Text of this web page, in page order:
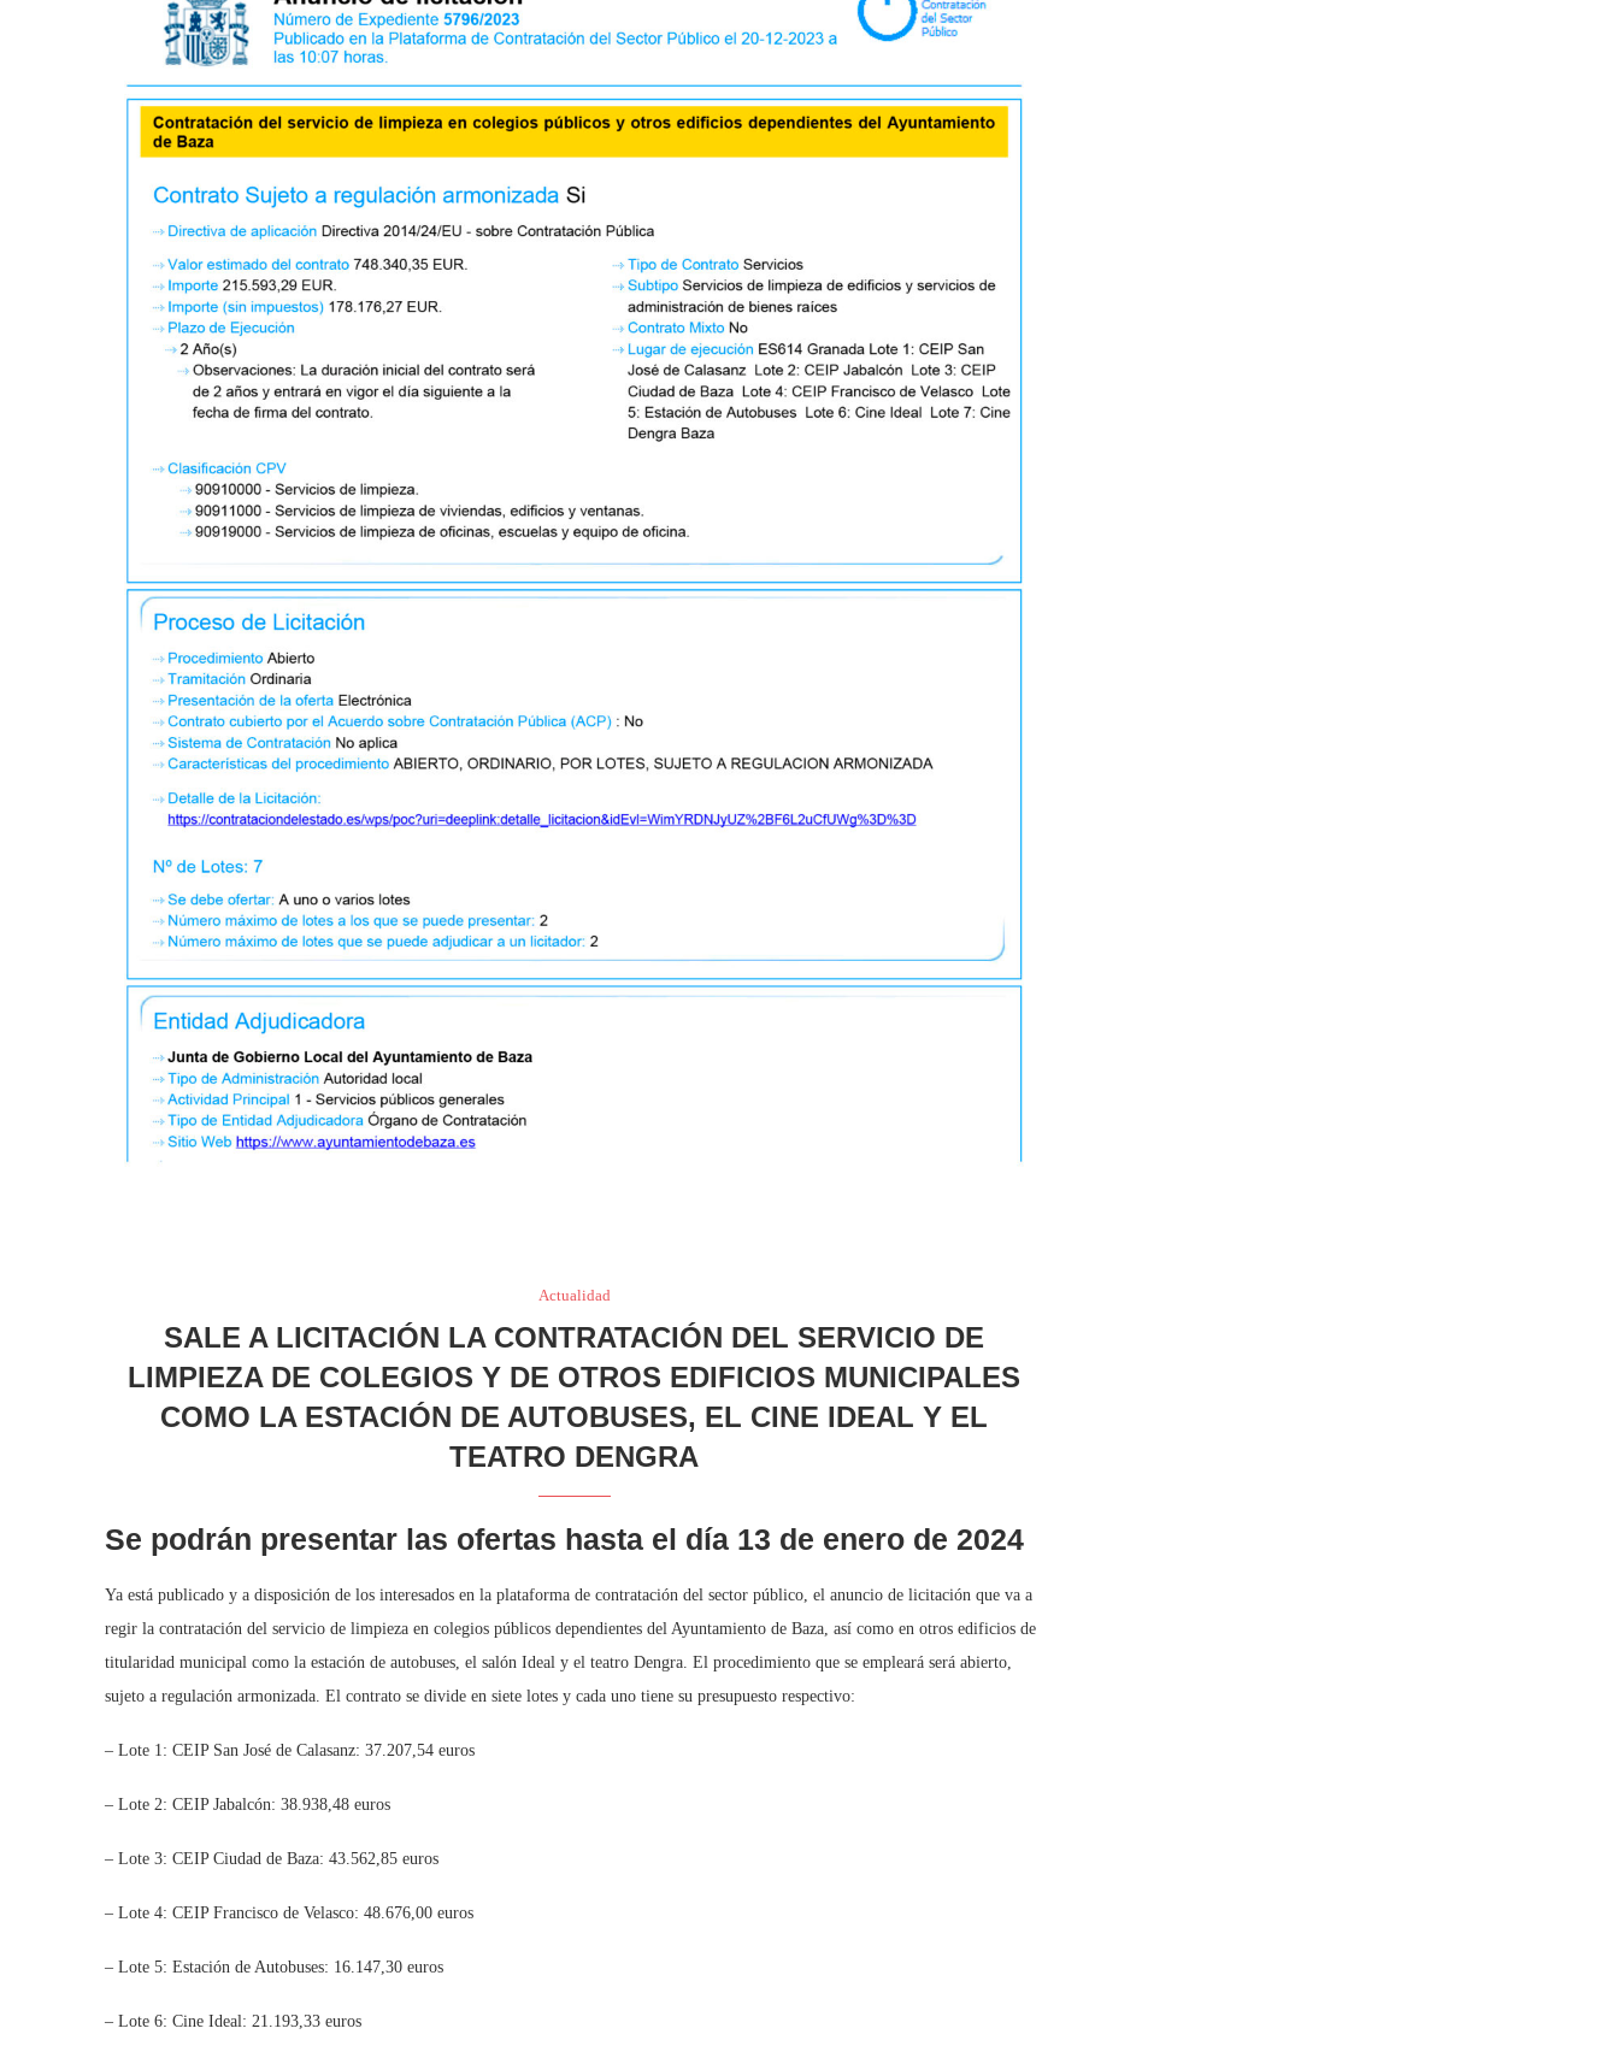
Actualidad
SALE A LICITACIÓN LA CONTRATACIÓN DEL SERVICIO DE
LIMPIEZA DE COLEGIOS Y DE OTROS EDIFICIOS MUNICIPALES
COMO LA ESTACIÓN DE AUTOBUSES, EL CINE IDEAL Y EL
TEATRO DENGRA
Se podrán presentar las ofertas hasta el día 13 de enero de 2024
Ya está publicado y a disposición de los interesados en la plataforma de contratación del sector público, el anuncio de licitación que va a
regir la contratación del servicio de limpieza en colegios públicos dependientes del Ayuntamiento de Baza, así como en otros edificios de
titularidad municipal como la estación de autobuses, el salón Ideal y el teatro Dengra. El procedimiento que se empleará será abierto,
sujeto a regulación armonizada. El contrato se divide en siete lotes y cada uno tiene su presupuesto respectivo:
– Lote 1: CEIP San José de Calasanz: 37.207,54 euros
– Lote 2: CEIP Jabalcón: 38.938,48 euros
– Lote 3: CEIP Ciudad de Baza: 43.562,85 euros
– Lote 4: CEIP Francisco de Velasco: 48.676,00 euros
– Lote 5: Estación de Autobuses: 16.147,30 euros
– Lote 6: Cine Ideal: 21.193,33 euros